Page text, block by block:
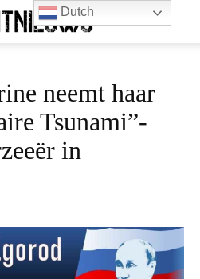
neemt haar
Tsunami”-
in
Dutch